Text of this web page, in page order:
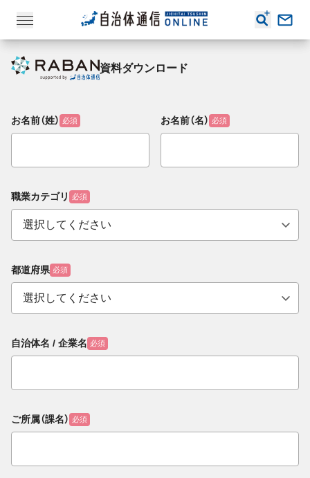
資料ダウンロード
お名前（姓） 必須 お名前（名） 必須
職業カテゴリ 必須
都道府県 必須
自治体名 / 企業名 必須
ご所属（課名） 必須